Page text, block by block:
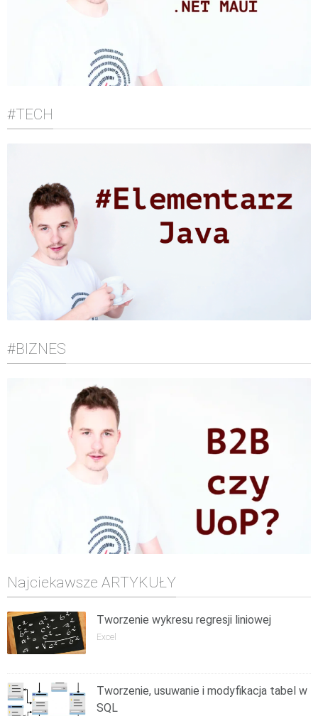
#TECH
#BIZNES
Najciekawsze ARTYKUŁY
Tworzenie wykresu regresji liniowej
Excel
Tworzenie, usuwanie i modyfikacja tabel w
SQL